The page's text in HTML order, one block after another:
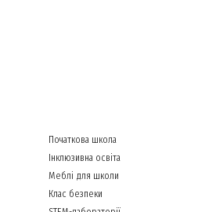
Початкова школа
Інклюзивна освіта
Меблі для школи
Клас безпеки